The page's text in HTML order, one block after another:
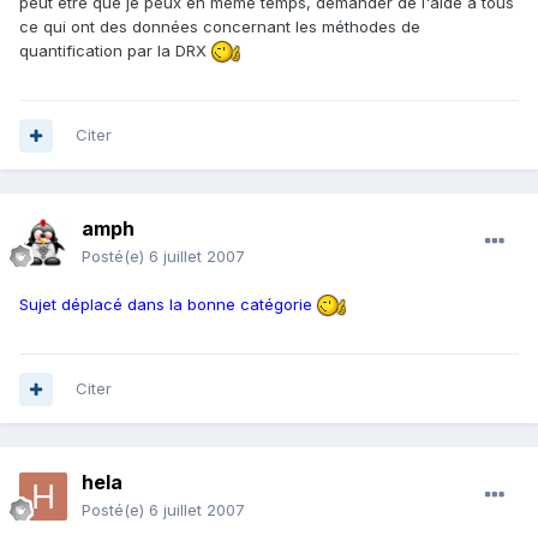
ce qui ont des données concernant les méthodes de
quantification par la DRX
Citer
amph
Posté(e) 6 juillet 2007
Sujet déplacé dans la bonne catégorie
Citer
hela
Posté(e) 6 juillet 2007